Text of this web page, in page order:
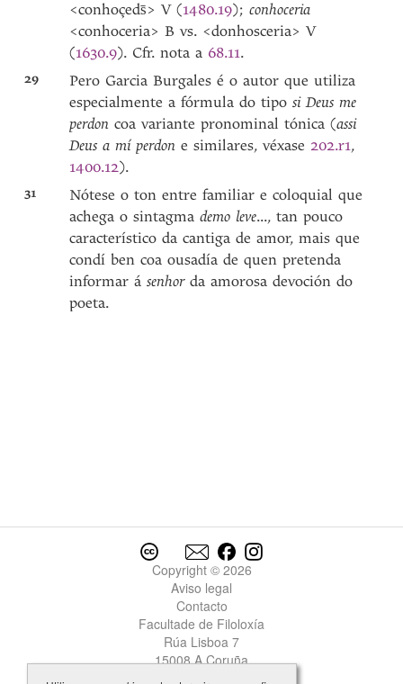
<conhoçeds̄> V (1480.19);conhoceria
<conhoceria> B vs. <donhosceria> V
(1630.9). Cfr. nota a 68.11.
29
Pero Garcia Burgales é o autor que utiliza
especialmente a fórmula do tiposi Deus me
perdon coa variante pronominal tónica (assi
Deus a mí perdon e similares, véxase 202.r1,
1400.12).
31
Nótese o ton entre familiar e coloquial que
achega o sintagmademo leve..., tan pouco
característico da cantiga de amor, mais que
condí ben coa ousadía de quen pretenda
informar ásenhorda amorosa devoción do
poeta.
Copyright © 2026
Aviso legal
Contacto
Facultade de Filoloxía
Rúa Lisboa 7
15008 A Coruña